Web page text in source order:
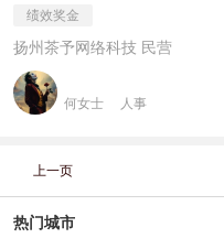
绩效奖金
扬州茶予网络科技 民营
何女士 人事
上一页
热门城市